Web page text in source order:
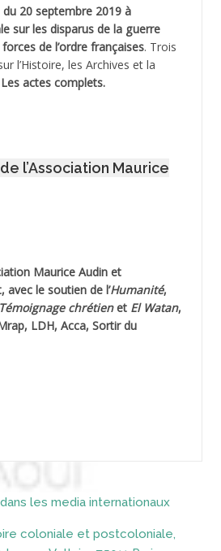
*
du 20 septembre 2019 à
sur les disparus de la guerre
de l’ordre françaises. Trois
l’Histoire, les Archives et la
Les actes complets.
l’Association Maurice
Maurice Audinet
, avec le soutien de l’Humanité,
Témoignage chrétienet El Watan,
LDH, Acca, Sortir du
les media internationaux
coloniale et postcoloniale,